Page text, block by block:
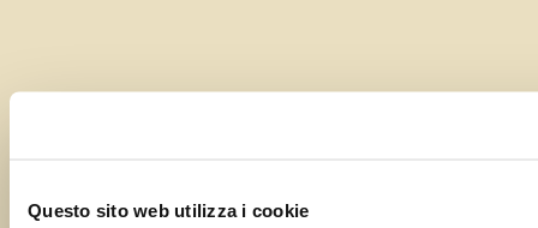
Questo sito web utilizza i cookie